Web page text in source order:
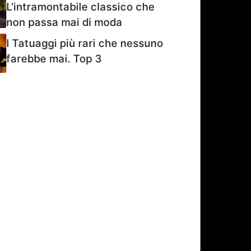
L’intramontabile classico che
non passa mai di moda
I Tatuaggi più rari che nessuno
farebbe mai. Top 3